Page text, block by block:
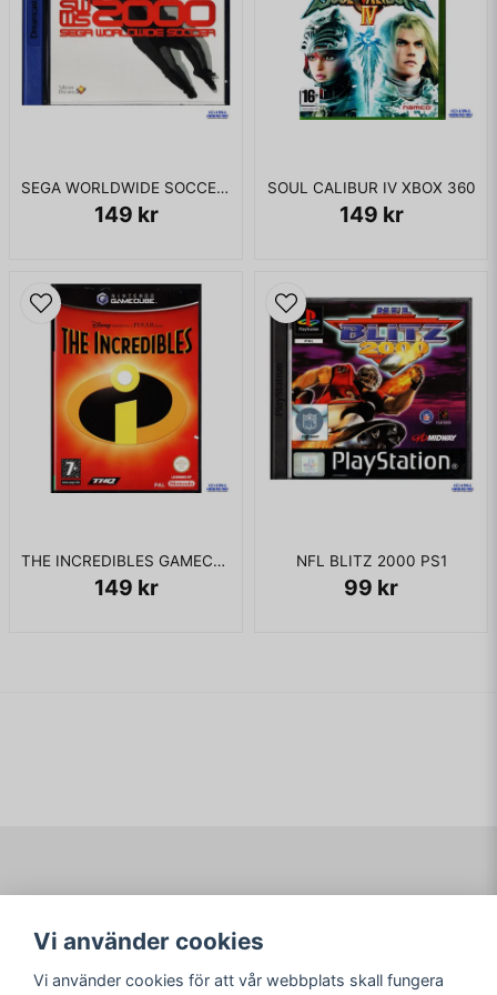
SEGA WORLDWIDE SOCCER 2000 DREAMCAST
149 kr
SOUL CALIBUR IV XBOX 360
149 kr
THE INCREDIBLES GAMECUBE
149 kr
NFL BLITZ 2000 PS1
99 kr
Köpvillkor
Logga in
Glömt lösenord?
Vi använder cookies
Vi använder cookies för att vår webbplats skall fungera